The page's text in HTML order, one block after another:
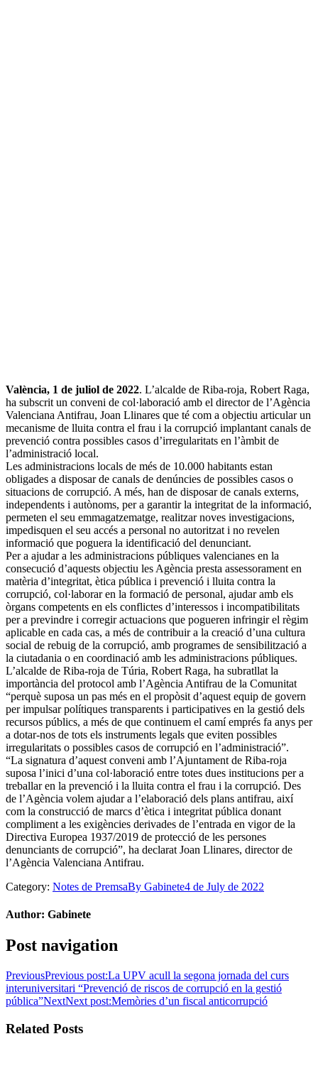
València, 1 de juliol de 2022. L’alcalde de Riba-roja, Robert Raga,
ha subscrit un conveni de col·laboració amb el director de l’Agència
Valenciana Antifrau, Joan Llinares que té com a objectiu articular un
mecanisme de lluita contra el frau i la corrupció implantant canals de
prevenció contra possibles casos d’irregularitats en l’àmbit de
l’administració local.
Les administracions locals de més de 10.000 habitants estan
obligades a disposar de canals de denúncies de possibles casos o
situacions de corrupció. A més, han de disposar de canals externs,
independents i autònoms, per a garantir la integritat de la informació,
permeten el seu emmagatzematge, realitzar noves investigacions,
impedisquen el seu accés a personal no autoritzat i no revelen
informació que poguera la identificació del denunciant.
Per a ajudar a les administracions públiques valencianes en la
consecució d’aquests objectiu les Agència presta assessorament en
matèria d’integritat, ètica pública i prevenció i lluita contra la
corrupció, col·laborar en la formació de personal, ajudar amb els
òrgans competents en els conflictes d’interessos i incompatibilitats
per a previndre i corregir actuacions que pogueren infringir el règim
aplicable en cada cas, a més de contribuir a la creació d’una cultura
social de rebuig de la corrupció, amb programes de sensibilització a
la ciutadania o en coordinació amb les administracions públiques.
L’alcalde de Riba-roja de Túria, Robert Raga, ha subratllat la
importància del protocol amb l’Agència Antifrau de la Comunitat
“perquè suposa un pas més en el propòsit d’aquest equip de govern
per impulsar polítiques transparents i participatives en la gestió dels
recursos públics, a més de que continuem el camí emprés fa anys per
a dotar-nos de tots els instruments legals que eviten possibles
irregularitats o possibles casos de corrupció en l’administració”.
“La signatura d’aquest conveni amb l’Ajuntament de Riba-roja
suposa l’inici d’una col·laboració entre totes dues institucions per a
treballar en la prevenció i la lluita contra el frau i la corrupció. Des
de l’Agència volem ajudar a l’elaboració dels plans antifrau, així
com la construcció de marcs d’ètica i integritat pública donant
compliment a les exigències derivades de l’entrada en vigor de la
Directiva Europea 1937/2019 de protecció de les persones
denunciants de corrupció”, ha declarat Joan Llinares, director de
l’Agència Valenciana Antifrau.
Category: Notes de PremsaBy Gabinete4 de July de 2022
Author: Gabinete
Post navigation
PreviousPrevious post:La UPV acull la segona jornada del curs
interuniversitari “Prevenció de riscos de corrupció en la gestió
pública”NextNext post:Memòries d’un fiscal anticorrupció
Related Posts